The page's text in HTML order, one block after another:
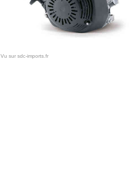
Vu sur sdc-imports.fr